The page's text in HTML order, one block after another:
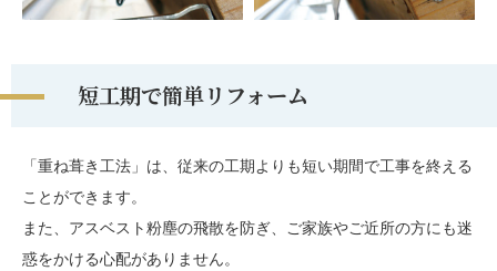
短工期で簡単リフォーム
「重ね葺き工法」は、従来の工期よりも短い期間で工事を終える
ことができます。
また、アスベスト粉塵の飛散を防ぎ、ご家族やご近所の方にも迷
惑をかける心配がありません。